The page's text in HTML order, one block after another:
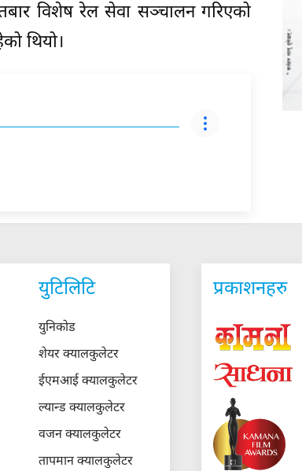
विशेष रेल सेवा सञ्चालन गरिएको
थियो।
युटिलिटि
युनिकोड
शेयर क्यालकुलेटर
ईएमआई क्यालकुलेटर
ल्यान्ड क्यालकुलेटर
वजन क्यालकुलेटर
तापमान क्यालकुलेटर
प्रकाशनहरु